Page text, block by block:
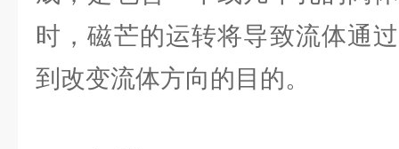
时，磁芒的运转将导致流体通
到改变流体方向的目的。